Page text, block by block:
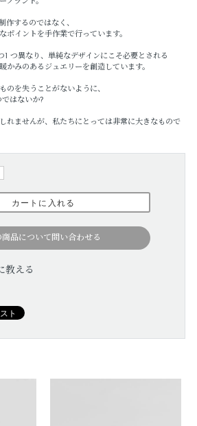
ブランド。
作するのではなく、
ポイントを手作業で行っています。
1 つ異なり、単純なデザインにこそ必要とされる
かみのあるジュエリーを創造しています。
のを失うことがないように、
ではないか?
れませんが、私たちにとっては非常に大きなもので
商品について問い合わせる
教える